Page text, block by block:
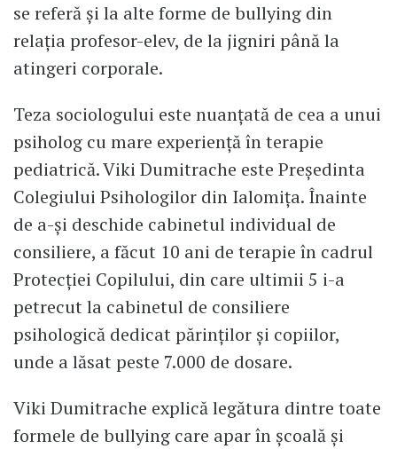
se referă și la alte forme de bullying din
relația profesor-elev, de la jigniri până la
atingeri corporale.
Teza sociologului este nuanțată de cea a unui
psiholog cu mare experiență în terapie
pediatrică. Viki Dumitrache este Președinta
Colegiului Psihologilor din Ialomița. Înainte
de a-și deschide cabinetul individual de
consiliere, a făcut 10 ani de terapie în cadrul
Protecției Copilului, din care ultimii 5 i-a
petrecut la cabinetul de consiliere
psihologică dedicat părinților și copiilor,
unde a lăsat peste 7.000 de dosare.
Viki Dumitrache explică legătura dintre toate
formele de bullying care apar în școală și